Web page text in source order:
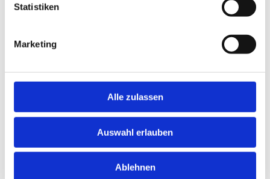
Statistiken
Marketing
Alle zulassen
Auswahl erlauben
Ablehnen
& Breites Spektrum im Großraum
Neu!
Oberarzt Urologie (m/w/d) in
RefNr. 25292
HiPo Executive Ärztevermittlung
Neu!